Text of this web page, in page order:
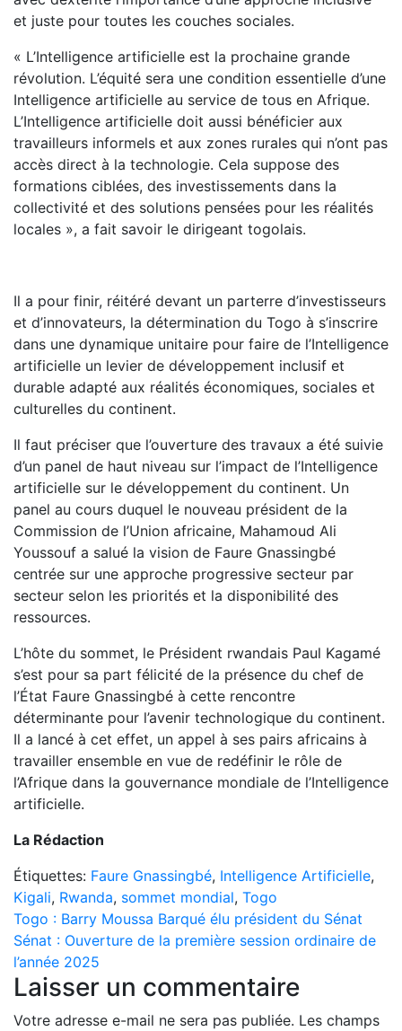
et juste pour toutes les couches sociales.
« L’Intelligence artificielle est la prochaine grande
révolution. L’équité sera une condition essentielle d’une
Intelligence artificielle au service de tous en Afrique.
L’Intelligence artificielle doit aussi bénéficier aux
travailleurs informels et aux zones rurales qui n’ont pas
accès direct à la technologie. Cela suppose des
formations ciblées, des investissements dans la
collectivité et des solutions pensées pour les réalités
locales », a fait savoir le dirigeant togolais.
Il a pour finir, réitéré devant un parterre d’investisseurs
et d’innovateurs, la détermination du Togo à s’inscrire
dans une dynamique unitaire pour faire de l’Intelligence
artificielle un levier de développement inclusif et
durable adapté aux réalités économiques, sociales et
culturelles du continent.
Il faut préciser que l’ouverture des travaux a été suivie
d’un panel de haut niveau sur l’impact de l’Intelligence
artificielle sur le développement du continent. Un
panel au cours duquel le nouveau président de la
Commission de l’Union africaine, Mahamoud Ali
Youssouf a salué la vision de Faure Gnassingbé
centrée sur une approche progressive secteur par
secteur selon les priorités et la disponibilité des
ressources.
L’hôte du sommet, le Président rwandais Paul Kagamé
s’est pour sa part félicité de la présence du chef de
l’État Faure Gnassingbé à cette rencontre
déterminante pour l’avenir technologique du continent.
Il a lancé à cet effet, un appel à ses pairs africains à
travailler ensemble en vue de redéfinir le rôle de
l’Afrique dans la gouvernance mondiale de l’Intelligence
artificielle.
La Rédaction
Étiquettes: Faure Gnassingbé, Intelligence Artificielle,
Kigali, Rwanda, sommet mondial, Togo
Navigation
de
l’article
Togo : Barry Moussa Barqué élu président du Sénat
Sénat : Ouverture de la première session ordinaire de
l’année 2025
Laisser un commentaire
Votre adresse e-mail ne sera pas publiée. Les champs